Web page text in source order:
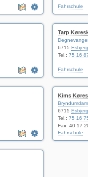
Fahrschule
Tarp
6715
Tel.: 75 16
Fahrschule
Kims
6715
Tel.: 75 16
Fax: 40 17
Fahrschule